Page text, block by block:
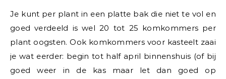
Je kunt per plant in een platte bak die niet te vol en
goed verdeeld is wel 20 tot 25 komkommers per
plant oogsten. Ook komkommers voor kasteelt zaai
je wat eerder: begin tot half april binnenshuis (of bij
goed weer in de kas maar let dan goed op